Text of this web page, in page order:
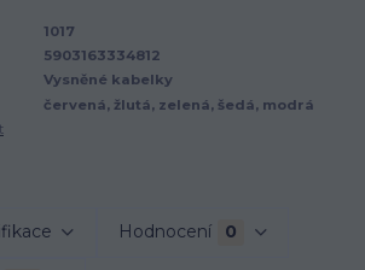
1017
5903163334812
Vysněné kabelky
červená, žlutá, zelená, šedá, modrá
Hodnocení 0